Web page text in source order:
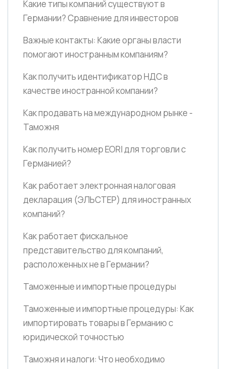
Какие типы компаний существуют в
Германии? Сравнение для инвесторов
Важные контакты: Какие органы власти
помогают иностранным компаниям?
Как получить идентификатор НДС в
качестве иностранной компании?
Как продавать на международном рынке -
Таможня
Как получить номер EORI для торговли с
Германией?
Как работает электронная налоговая
декларация (ЭЛЬСТЕР) для иностранных
компаний?
Как работает фискальное
представительство для компаний,
расположенных не в Германии?
Таможенные и импортные процедуры
Таможенные и импортные процедуры: Как
импортировать товары в Германию с
юридической точностью
Таможня и налоги: Что необходимо